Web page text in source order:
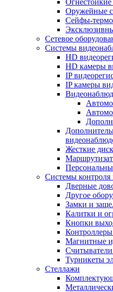
Оружейные
Сейфы-
Сетевое
Системы
HD
HD камеры
IP
IP камеры
Жесткие
Системы контроля
Дверные
Другое
Замки и
Калитки и
Кнопки
Магнитные
Турникеты
Стеллажи